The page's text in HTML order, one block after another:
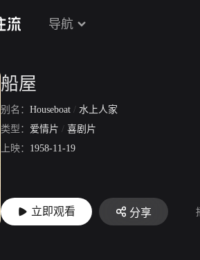
导航
船屋
别名： Houseboat / 水上人家
类型： 爱情片 / 喜剧片
上映： 1958-11-19
立即观看 分享